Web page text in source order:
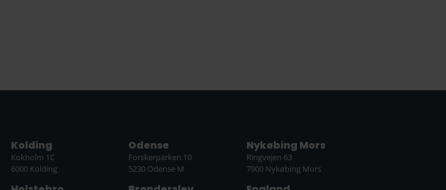
Kolding
Kokholm 1C
6000 Kolding
Odense
Forskerparken 10
5230 Odense M
Nykøbing Mors
Ringvejen 63
7900 Nykøbing Mors